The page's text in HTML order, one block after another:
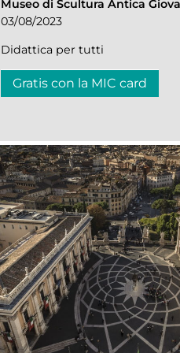
Museo di Scultura Antica
03/08/2023
Didattica per tutti
Gratis con la MIC card